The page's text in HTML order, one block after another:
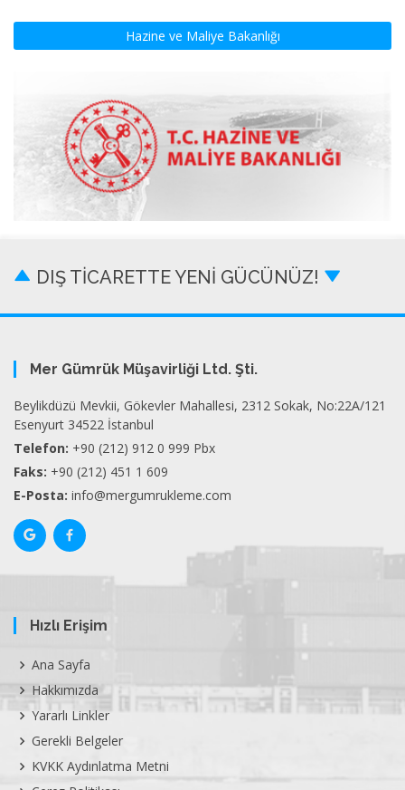
Hazine ve Maliye Bakanlığı
DIŞ TİCARETTE YENİ GÜCÜNÜZ!
Mer Gümrük Müşavirliği Ltd. Şti.
Beylikdüzü Mevkii, Gökevler Mahallesi, 2312 Sokak, No:22A/121
Esenyurt 34522 İstanbul
Telefon: +90 (212) 912 0 999 Pbx
Faks: +90 (212) 451 1 609
E-Posta: info@mergumrukleme.com
Hızlı Erişim
Ana Sayfa
Hakkımızda
Yararlı Linkler
Gerekli Belgeler
KVKK Aydınlatma Metni